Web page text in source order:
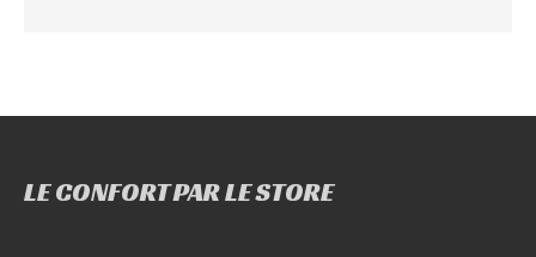
LE CONFORT PAR LE STORE